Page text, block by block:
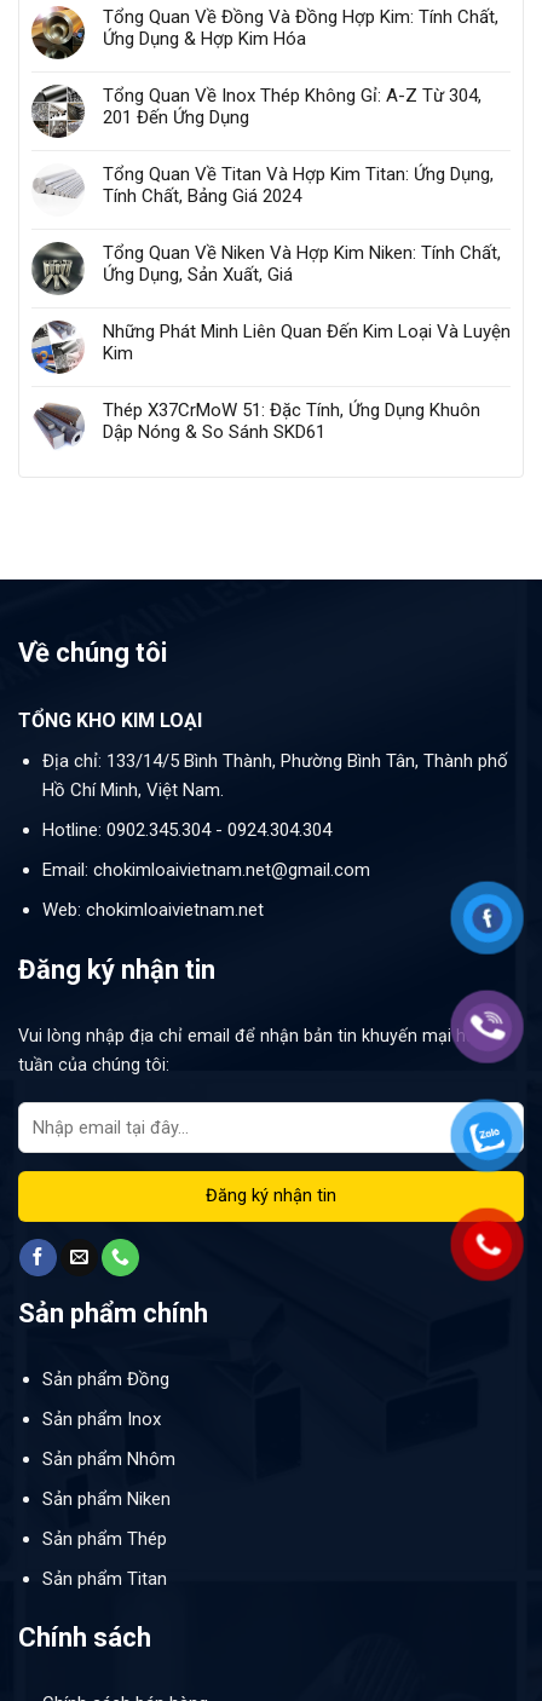
Loại,
Hợp
Nhiệt
Tổng Quan Về Đồng Và Đồng Hợp Kim: Tính Chất,
Ứng Dụng & Hợp Kim Hóa
Tổng Quan Về Inox Thép Không Gỉ: A-Z Từ 304,
201 Đến Ứng Dụng
Tổng Quan Về Titan Và Hợp Kim Titan: Ứng Dụng,
Tính Chất, Bảng Giá 2024
Tổng Quan Về Niken Và Hợp Kim Niken: Tính Chất,
Ứng Dụng, Sản Xuất, Giá
Những Phát Minh Liên Quan Đến Kim Loại Và Luyện
Kim
Thép X37CrMoW 51: Đặc Tính, Ứng Dụng Khuôn
Dập Nóng & So Sánh SKD61
Về chúng tôi
TỔNG KHO KIM LOẠI
Địa chỉ: 133/14/5 Bình Thành, Phường Bình Tân, Thành phố
Hồ Chí Minh, Việt Nam.
Hotline: 0902.345.304 - 0924.304.304
Email: chokimloaivietnam.net@gmail.com
Web: chokimloaivietnam.net
Đăng ký nhận tin
Vui lòng nhập địa chỉ email để nhận bản tin khuyến mại hàng
tuần của chúng tôi:
Sản phẩm chính
Sản phẩm Đồng
Sản phẩm Inox
Sản phẩm Nhôm
Sản phẩm Niken
Sản phẩm Thép
Sản phẩm Titan
Chính sách